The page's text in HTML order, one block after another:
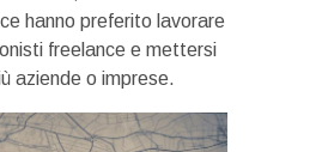
hanno preferito lavorare
freelance e mettersi
aziende o imprese.